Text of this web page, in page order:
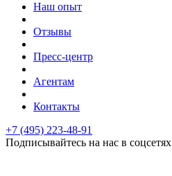
Наш опыт
Отзывы
Пресс-центр
Агентам
Контакты
+7 (495) 223-48-91
Подписывайтесь на нас в соцсетях